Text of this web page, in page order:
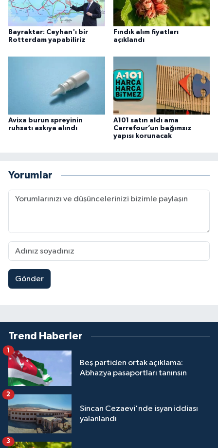
Bayraktar: Ceyhan'ı bir
Rotterdam yapabiliriz
Fındık alım fiyatları
açıklandı
Avixa burun spreyinin
ruhsatı askıya alındı
A101 satın aldı ama
Carrefour’un bağımsız
yapısı korunacak
Yorumlar
Gönder
Trend Haberler
Beş partiden ortak açıklama:
Abhazya pasaportları tanınsın
1
Sincan Cezaevi'nde isyan iddiası
yalanlandı
2
3